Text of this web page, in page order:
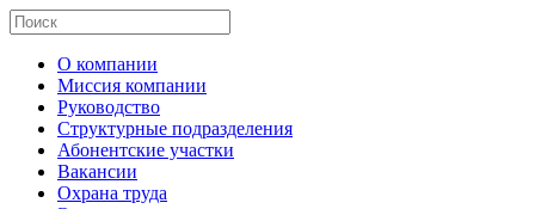
О компании
Миссия компании
Руководство
Структурные подразделения
Абонентские участки
Вакансии
Охрана труда